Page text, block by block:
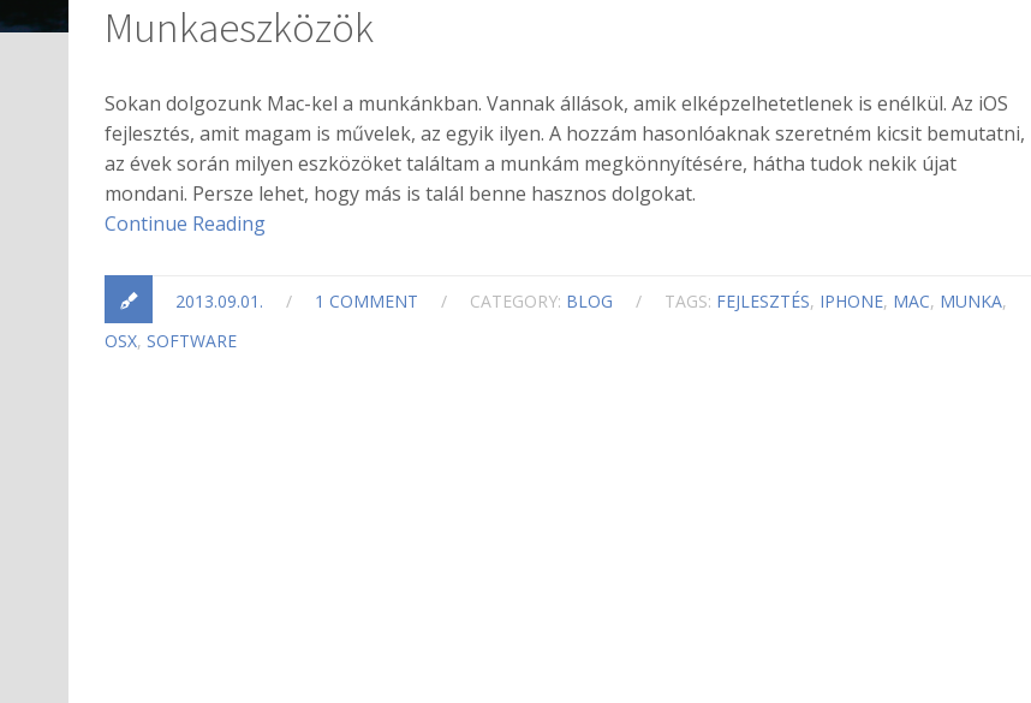
Munkaeszközök
Sokan dolgozunk Mac-kel a munkánkban. Vannak állások, amik elképzelhetetlenek is enélkül. Az iOS
fejlesztés, amit magam is művelek, az egyik ilyen. A hozzám hasonlóaknak szeretném kicsit bemutatni,
az évek során milyen eszközöket találtam a munkám megkönnyítésére, hátha tudok nekik újat
mondani. Persze lehet, hogy más is talál benne hasznos dolgokat.
Continue Reading
2013.09.01. / 1 COMMENT / CATEGORY: BLOG / TAGS: FEJLESZTÉS, IPHONE, MAC, MUNKA,
OSX, SOFTWARE